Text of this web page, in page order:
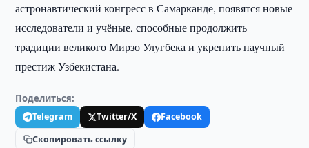
астронавтический конгресс в Самарканде, появятся новые
исследователи и учёные, способные продолжить
традиции великого Мирзо Улугбека и укрепить научный
престиж Узбекистана.
Поделиться:
Telegram Twitter/X
Facebook
Скопировать ссылку